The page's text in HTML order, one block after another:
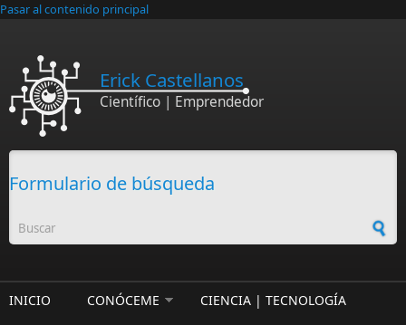
Pasar al contenido principal
Erick Castellanos
Científico | Emprendedor
Formulario de búsqueda
INICIO CONÓCEME CIENCIA | TECNOLOGÍA